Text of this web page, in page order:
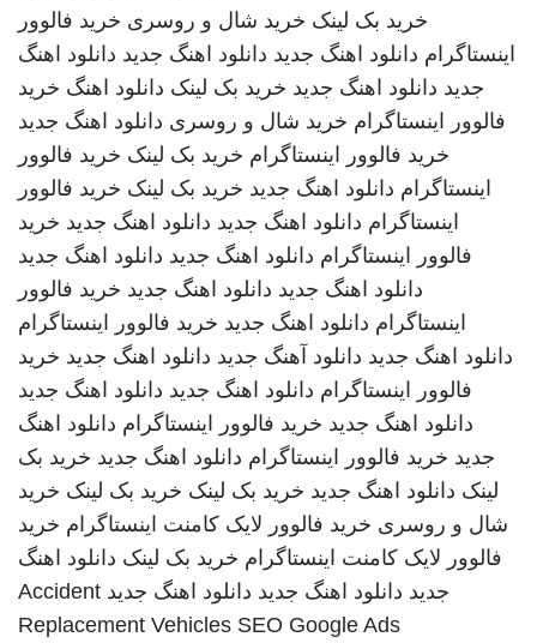
خرید بک لینک خرید شال و روسری خرید فالوور
اینستاگرام دانلود اهنگ جدید دانلود اهنگ جدید دانلود اهنگ
جدید دانلود اهنگ جدید خرید بک لینک دانلود اهنگ خرید
فالوور اینستاگرام خرید شال و روسری دانلود اهنگ جدید
خرید فالوور اینستاگرام خرید بک لینک خرید فالوور
اینستاگرام دانلود اهنگ جدید خرید بک لینک خرید فالوور
اینستاگرام دانلود اهنگ جدید دانلود اهنگ جدید خرید
فالوور اینستاگرام دانلود اهنگ جدید دانلود اهنگ جدید
دانلود اهنگ جدید دانلود اهنگ جدید خرید فالوور
اینستاگرام دانلود اهنگ جدید خرید فالوور اینستاگرام
دانلود اهنگ جدید دانلود آهنگ جدید دانلود اهنگ جدید خرید
فالوور اینستاگرام دانلود اهنگ جدید دانلود اهنگ جدید
دانلود اهنگ جدید خرید فالوور اینستاگرام دانلود اهنگ
جدید خرید فالوور اینستاگرام دانلود اهنگ جدید خرید بک
لینک دانلود اهنگ جدید خرید بک لینک خرید بک لینک خرید
شال و روسری خرید فالوور لایک کامنت اینستاگرام خرید
فالوور لایک کامنت اینستاگرام خرید بک لینک دانلود اهنگ
جدید دانلود اهنگ جدید دانلود اهنگ جدید Accident
Replacement Vehicles SEO Google Ads